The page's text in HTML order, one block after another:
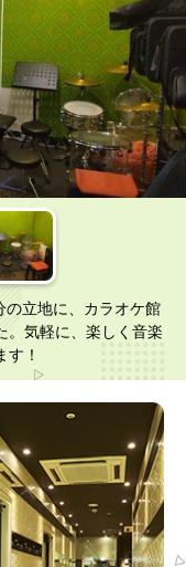
の立地に、カラオケ館
。気軽に、楽しく音楽
す！